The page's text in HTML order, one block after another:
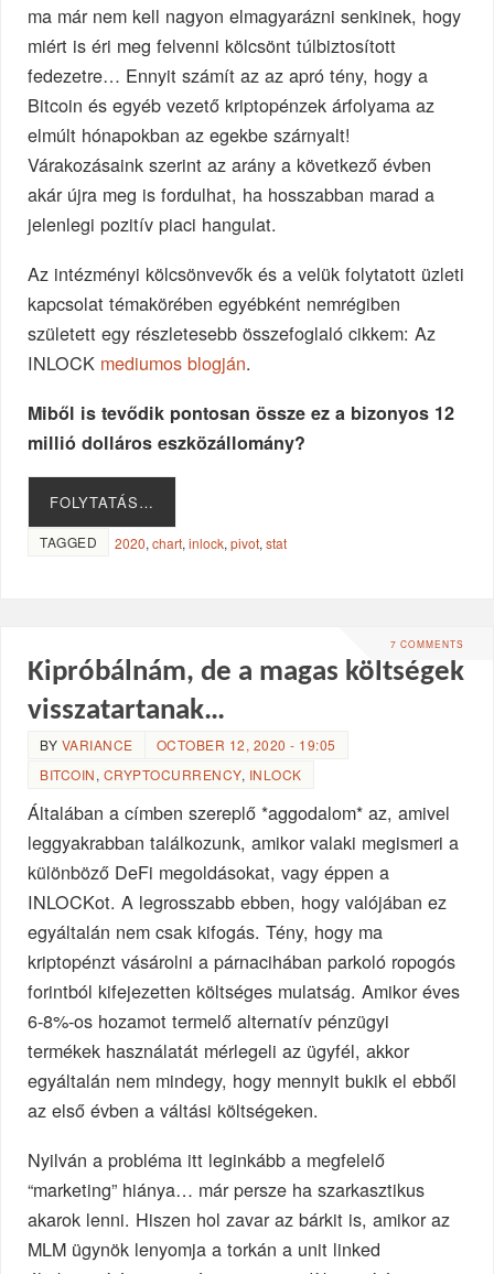
ma már nem kell nagyon elmagyarázni senkinek, hogy
miért is éri meg felvenni kölcsönt túlbiztosított
fedezetre… Ennyit számít az az apró tény, hogy a
Bitcoin és egyéb vezető kriptopénzek árfolyama az
elmúlt hónapokban az egekbe szárnyalt!
Várakozásaink szerint az arány a következő évben
akár újra meg is fordulhat, ha hosszabban marad a
jelenlegi pozitív piaci hangulat.
Az intézményi kölcsönvevők és a velük folytatott üzleti
kapcsolat témakörében egyébként nemrégiben
született egy részletesebb összefoglaló cikkem: Az
INLOCK mediumos blogján.
Miből is tevődik pontosan össze ez a bizonyos 12
millió dolláros eszközállomány?
FOLYTATÁS…
TAGGED 2020,chart,inlock,pivot,stat
7 COMMENTS
Kipróbálnám, de a magas költségek
visszatartanak…
BY VARIANCE
OCTOBER 12, 2020 - 19:05
BITCOIN, CRYPTOCURRENCY, INLOCK
Általában a címben szereplő *aggodalom* az, amivel
leggyakrabban találkozunk, amikor valaki megismeri a
különböző DeFi megoldásokat, vagy éppen a
INLOCKot. A legrosszabb ebben, hogy valójában ez
egyáltalán nem csak kifogás. Tény, hogy ma
kriptopénzt vásárolni a párnacihában parkoló ropogós
forintból kifejezetten költséges mulatság. Amikor éves
6-8%-os hozamot termelő alternatív pénzügyi
termékek használatát mérlegeli az ügyfél, akkor
egyáltalán nem mindegy, hogy mennyit bukik el ebből
az első évben a váltási költségeken.
Nyilván a probléma itt leginkább a megfelelő
“marketing” hiánya… már persze ha szarkasztikus
akarok lenni. Hiszen hol zavar az bárkit is, amikor az
MLM ügynök lenyomja a torkán a unit linked